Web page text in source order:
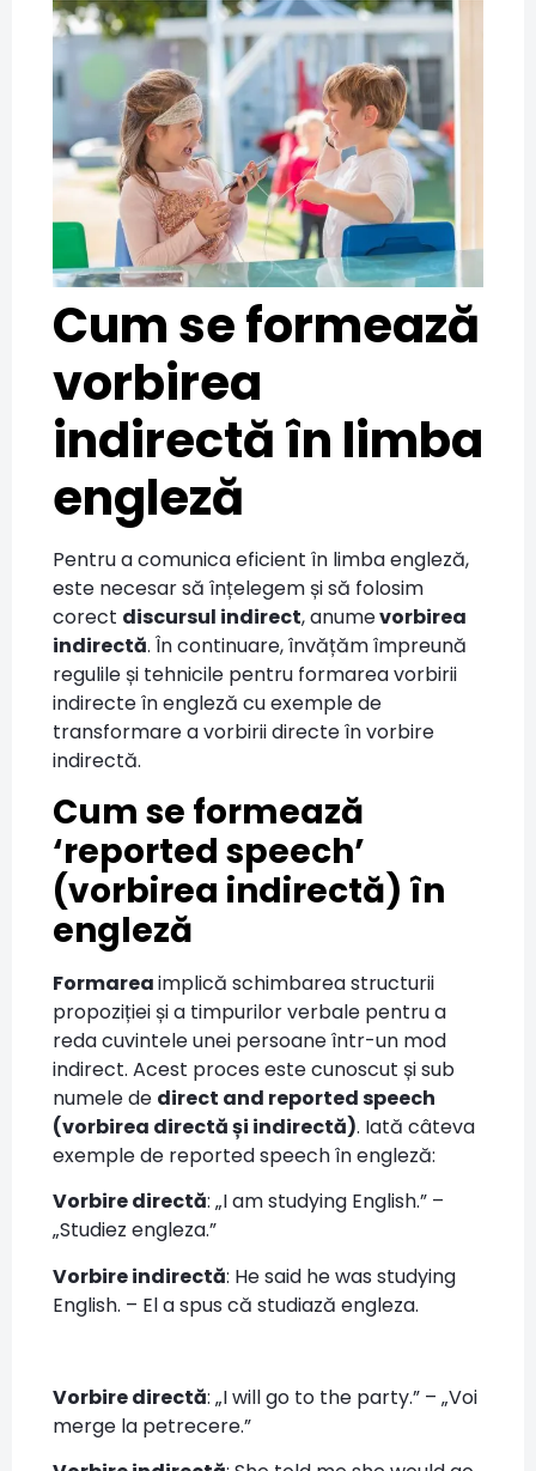
Cum se formează
vorbirea
indirectă în limba
engleză
Pentru a comunica eficient în limba engleză,
este necesar să înțelegem și să folosim
corect discursul indirect, anumevorbirea
indirectă. În continuare, învățăm împreună
regulile și tehnicile pentru formarea vorbirii
indirecte în engleză cu exemple de
transformare a vorbirii directe în vorbire
indirectă.
Cum se formează
‘reported speech’
(vorbirea indirectă) în
engleză
Formareaimplică schimbarea structurii
propoziției și a timpurilor verbale pentru a
reda cuvintele unei persoane într-un mod
indirect. Acest proces este cunoscut și sub
numele de direct and reported speech
(vorbirea directă și indirectă). Iată câteva
exemple de reported speech în engleză:
Vorbire directă: „I am studying English.” –
„Studiez engleza.”
Vorbire indirectă: He said he was studying
English. – El a spus că studiază engleza.
Vorbire directă: „I will go to the party.” – „Voi
merge la petrecere.”